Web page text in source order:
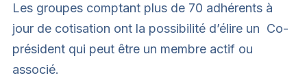
Les groupes comptant plus de 70 adhérents à
jour de cotisation ont la possibilité d’élire un Co-
président qui peut être un membre actif ou
associé.